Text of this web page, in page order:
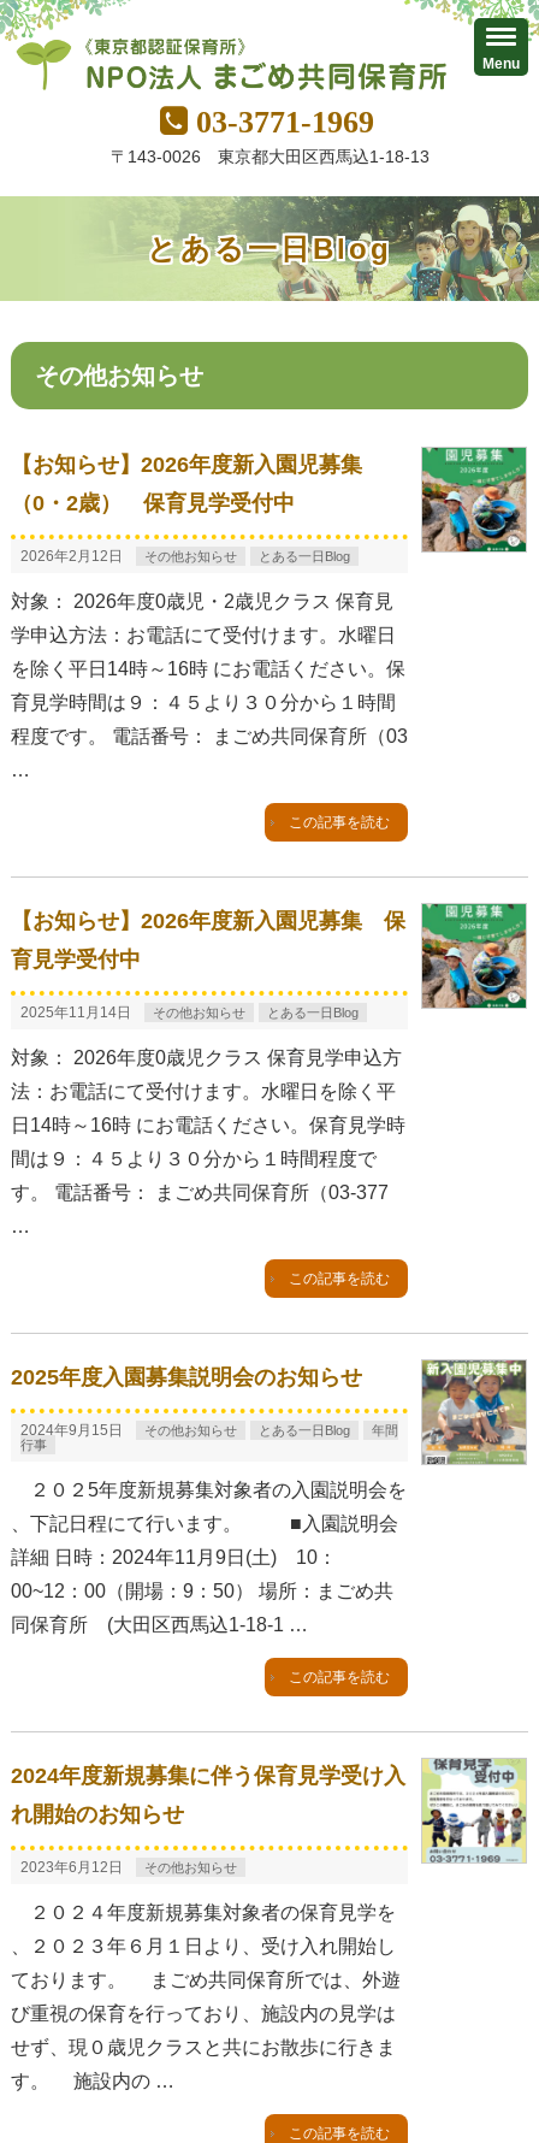
03-3771-1969
〒143-0026 東京都大田区西馬込1-18-13
とある一日Blog
その他お知らせ
【お知らせ】2026年度新入園児募集
（0・2歳） 保育見学受付中
2026年2月12日 その他お知らせ とある一日Blog
対象： 2026年度0歳児・2歳児クラス 保育見
学申込方法：お電話にて受付けます。水曜日
を除く平日14時～16時 にお電話ください。保
育見学時間は９：４５より３０分から１時間
程度です。 電話番号： まごめ共同保育所（03
…
この記事を読む
【お知らせ】2026年度新入園児募集 保
育見学受付中
2025年11月14日 その他お知らせ とある一日Blog
対象： 2026年度0歳児クラス 保育見学申込方
法：お電話にて受付けます。水曜日を除く平
日14時～16時 にお電話ください。保育見学時
間は９：４５より３０分から１時間程度で
す。 電話番号： まごめ共同保育所（03-377
…
この記事を読む
2025年度入園募集説明会のお知らせ
2024年9月15日 その他お知らせ とある一日Blog
年間
行事
２０２5年度新規募集対象者の入園説明会を
、下記日程にて行います。 ■入園説明会
詳細 日時：2024年11月9日(土) 10：
00~12：00（開場：9：50） 場所：まごめ共
同保育所 (大田区西馬込1-18-1 …
この記事を読む
2024年度新規募集に伴う保育見学受け入
れ開始のお知らせ
2023年6月12日 その他お知らせ
２０２４年度新規募集対象者の保育見学を
、２０２３年６月１日より、受け入れ開始し
ております。 まごめ共同保育所では、外遊
び重視の保育を行っており、施設内の見学は
せず、現０歳児クラスと共にお散歩に行きま
す。 施設内の …
この記事を読む
Menu